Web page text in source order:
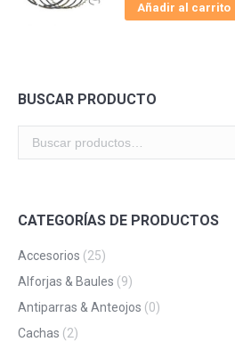
Añadir al carrito
BUSCAR PRODUCTO
CATEGORÍAS DE PRODUCTOS
Accesorios (25)
Alforjas & Baules (9)
Antiparras & Anteojos (0)
Cachas (2)